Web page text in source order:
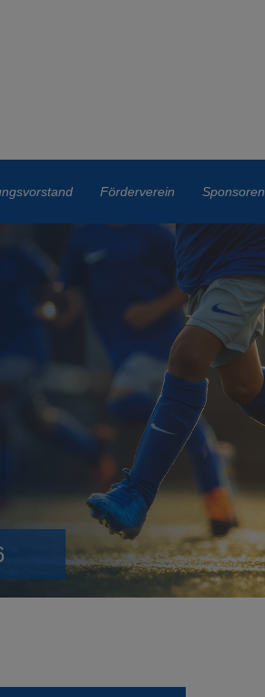
Förderverein Sponsoren